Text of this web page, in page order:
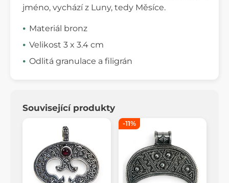
jméno, vychází z Luny, tedy Měsíce.
Materiál bronz
Velikost 3 x 3.4 cm
Odlitá granulace a filigrán
Související produkty
-11%